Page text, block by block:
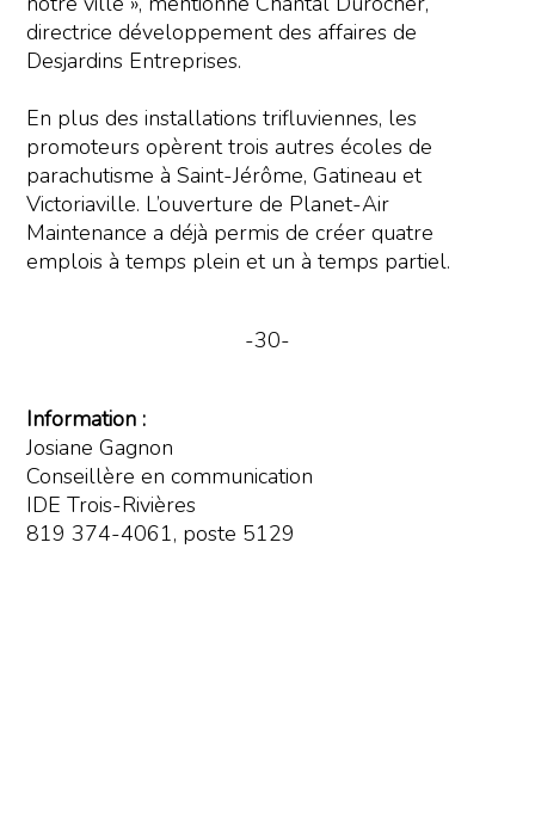
directrice développement des affaires de
Desjardins Entreprises.
En plus des installations trifluviennes, les
promoteurs opèrent trois autres écoles de
parachutisme à Saint-Jérôme, Gatineau et
Victoriaville. L’ouverture de Planet-Air
Maintenance a déjà permis de créer quatre
emplois à temps plein et un à temps partiel.
-30-
Information :
Josiane Gagnon
Conseillère en communication
IDE Trois-Rivières
819 374-4061, poste 5129